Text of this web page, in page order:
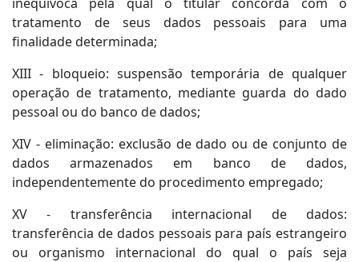
tratamento de seus dados pessoais para uma
finalidade determinada;
XIII - bloqueio: suspensão temporária de qualquer
operação de tratamento, mediante guarda do dado
pessoal ou do banco de dados;
XIV - eliminação: exclusão de dado ou de conjunto de
dados armazenados em banco de dados,
independentemente do procedimento empregado;
XV - transferência internacional de dados:
transferência de dados pessoais para país estrangeiro
ou organismo internacional do qual o país seja